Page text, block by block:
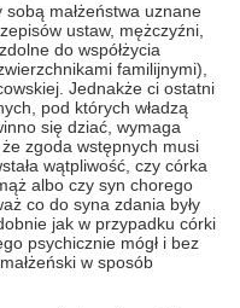
małżeństwa uznane
ustaw, mężczyźni,
do współżycia
familijnymi),
Jednakże ci ostatni
pod których władzą
się dziać, wymaga
zgoda wstępnych musi
wątpliwość, czy córka
albo czy syn chorego
co do syna zdania były
jak w przypadku córki
psychicznie mógł i bez
w sposób